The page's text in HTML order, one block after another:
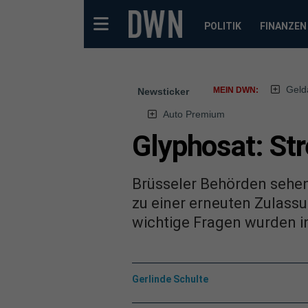
POLITIK FINANZEN
Newsticker MEIN DWN:
Auto Premium
Glyphosat:
Brüsseler Behörden
zu einer erneuten
wichtige Fragen wurden
Gerlinde Schulte